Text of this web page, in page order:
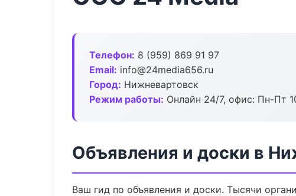
Телефон: 8 (959) 869 91 97
Email: info@24media656.ru
Город: Нижневартовск
Режим работы: Онлайн 24/7, офис: Пн-Пт
Объявления и доски в
Ваш гид по объявления и доски. Тысячи